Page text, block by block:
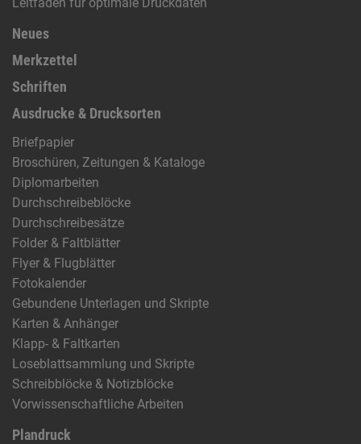
Neues
Merkzettel
Schriften
Ausdrucke & Drucksorten
Briefpapier
Broschüren, Zeitungen & Kataloge
Diplomarbeiten
Durchschreibeblöcke
Durchschreibesätze
Folder & Faltblätter
Flyer & Flugblätter
Fotokalender
Gebundene Unterlagen und Skripte
Karten & Anhänger
Klapp- & Faltkarten
Loseblattsammlung und Skripte
Schreibblöcke & Notizblöcke
Vorwissenschaftliche Arbeiten
Plandruck